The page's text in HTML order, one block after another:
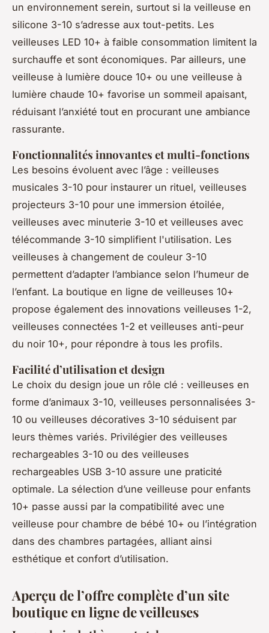
un environnement serein, surtout si la veilleuse en
silicone 3-10 s’adresse aux tout-petits. Les
veilleuses LED 10+ à faible consommation limitent la
surchauffe et sont économiques. Par ailleurs, une
veilleuse à lumière douce 10+ ou une veilleuse à
lumière chaude 10+ favorise un sommeil apaisant,
réduisant l’anxiété tout en procurant une ambiance
rassurante.
Fonctionnalités innovantes et multi-fonctions
Les besoins évoluent avec l’âge : veilleuses
musicales 3-10 pour instaurer un rituel, veilleuses
projecteurs 3-10 pour une immersion étoilée,
veilleuses avec minuterie 3-10 et veilleuses avec
télécommande 3-10 simplifient l'utilisation. Les
veilleuses à changement de couleur 3-10
permettent d’adapter l’ambiance selon l’humeur de
l’enfant. La boutique en ligne de veilleuses 10+
propose également des innovations veilleuses 1-2,
veilleuses connectées 1-2 et veilleuses anti-peur
du noir 10+, pour répondre à tous les profils.
Facilité d’utilisation et design
Le choix du design joue un rôle clé : veilleuses en
forme d’animaux 3-10, veilleuses personnalisées 3-
10 ou veilleuses décoratives 3-10 séduisent par
leurs thèmes variés. Privilégier des veilleuses
rechargeables 3-10 ou des veilleuses
rechargeables USB 3-10 assure une praticité
optimale. La sélection d’une veilleuse pour enfants
10+ passe aussi par la compatibilité avec une
veilleuse pour chambre de bébé 10+ ou l’intégration
dans des chambres partagées, alliant ainsi
esthétique et confort d’utilisation.
Aperçu de l’offre complète d’un site
boutique en ligne de veilleuses